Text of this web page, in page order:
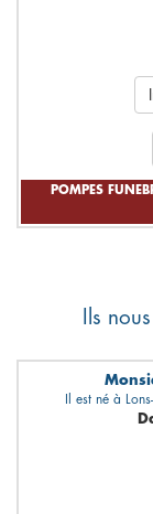
POMPES
Ils
Il est né à